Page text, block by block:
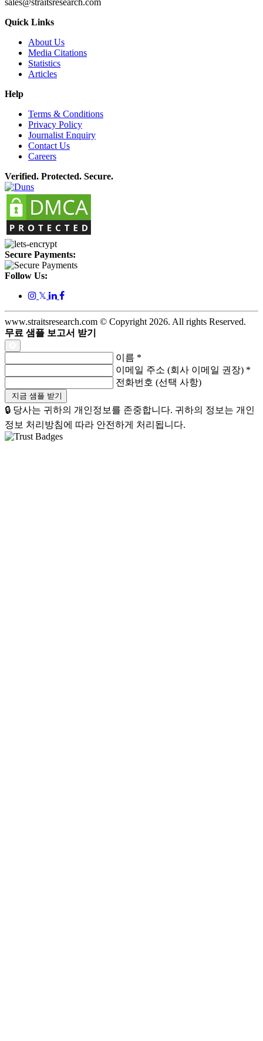
Quick Links
About Us
Media Citations
Statistics
Articles
Help
Terms & Conditions
Privacy Policy
Journalist Enquiry
Contact Us
Careers
Verified. Protected. Secure.
Secure Payments:
Follow Us:
𝕏
www.straitsresearch.com © Copyright 2026. All rights Reserved.
무료 샘플 보고서 받기
이름 *
이메일 주소 (회사 이메일 권장) *
전화번호 (선택 사항)
🔒 당사는 귀하의 개인정보를 존중합니다. 귀하의 정보는 개인
정보 처리방침에 따라 안전하게 처리됩니다.